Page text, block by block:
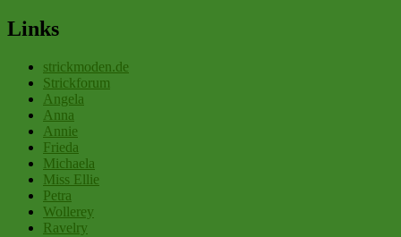
Links
strickmoden.de
Strickforum
Angela
Anna
Annie
Frieda
Michaela
Miss Ellie
Petra
Wollerey
Ravelry